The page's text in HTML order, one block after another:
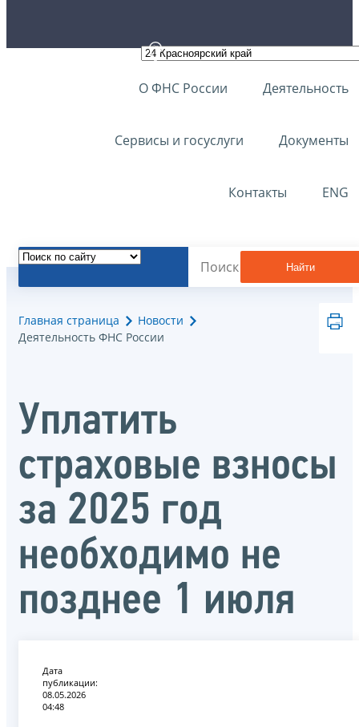
О ФНС России Деятельность
Сервисы и госуслуги Документы
Контакты ENG
Найти
Главная страница
Новости
Деятельность ФНС России
Уплатить
страховые взносы
за 2025 год
необходимо не
позднее 1 июля
Дата
публикации:
08.05.2026
04:48